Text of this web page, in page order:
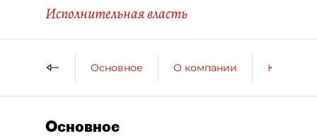
Исполнительная власть
Основное О компании
Основное